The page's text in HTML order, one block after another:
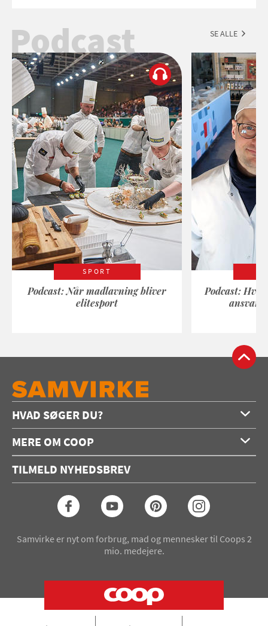
Podcast SE ALLE
SPORT
Podcast: Når madlavning bliver
elitesport
Podcast:
HVAD SØGER DU?
Forside
Opskrifter
Konkurrencer
MERE OM COOP
Annoncering
Coop medlem
TILMELD NYHEDSBREV
Samvirke er nyt om forbrug, mad og mennesker til Coops 2
mio. medejere.